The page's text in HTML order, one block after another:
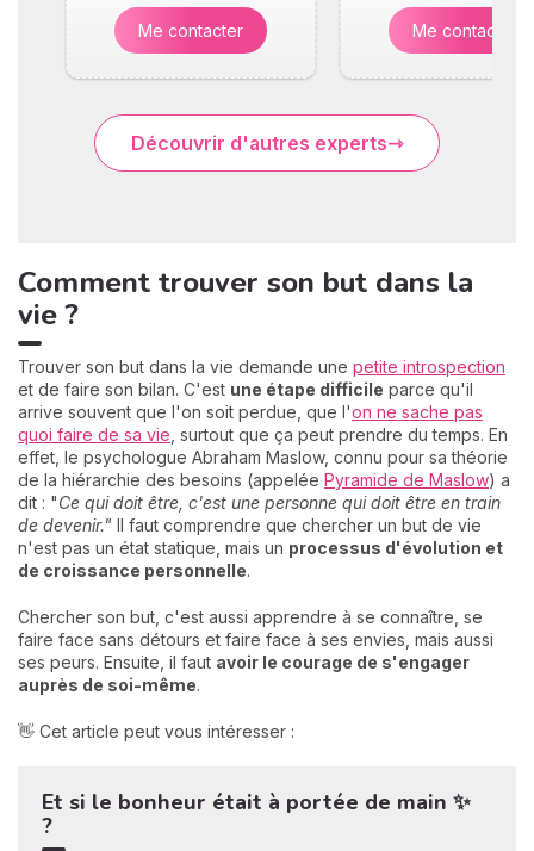
Me contacter Me contacter
Découvrir d'autres experts
Comment trouver son but dans la
vie ?
Trouver son but dans la vie demande une petite introspection
et de faire son bilan. C'est une étape difficile parce qu'il
arrive souvent que l'on soit perdue, que l'on ne sache pas
quoi faire de sa vie , surtout que ça peut prendre du temps. En
effet, le psychologue Abraham Maslow, connu pour sa théorie
de la hiérarchie des besoins (appelée Pyramide de Maslow) a
dit : "Ce qui doit être, c'est une personne qui doit être en train
de devenir." Il faut comprendre que chercher un but de vie
n'est pas un état statique, mais un processus d'évolution et
de croissance personnelle.
Chercher son but, c'est aussi apprendre à se connaître, se
faire face sans détours et faire face à ses envies, mais aussi
ses peurs. Ensuite, il faut avoir le courage de s'engager
auprès de soi-même.
👋 Cet article peut vous intéresser :
Et si le bonheur était à portée de main ✨
?